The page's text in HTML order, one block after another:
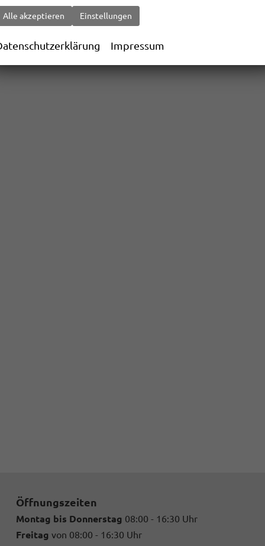
Öffnungszeiten
Montag bis Donnerstag 08:00 - 16:30 Uhr
Freitag von 08:00 - 16:30 Uhr
Alle akzeptieren Einstellungen
Impressum